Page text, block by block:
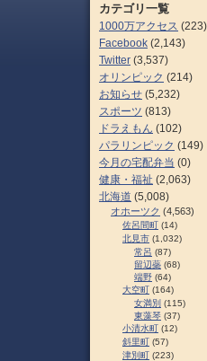
カテゴリ一覧
1000万アクセス (223)
Facebook (2,143)
Twitter (3,537)
オリンピック (214)
お知らせ (5,232)
スポーツ (813)
ドラえもん (102)
パラリンピック (149)
今月の宅配弁当 (0)
健康・福祉 (2,063)
北海道 (5,008)
オホーツク (4,563)
佐呂間町 (14)
北見市 (1,032)
常呂 (87)
留辺蘂 (68)
端野 (64)
大空町 (164)
女満別 (115)
東藻琴 (37)
小清水町 (12)
斜里町 (57)
津別町 (223)